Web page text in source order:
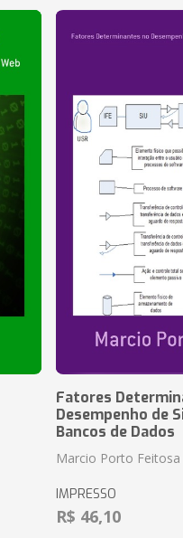
Fatores
Desempenho de
Bancos de Dados
Marcio Porto Feitosa
IMPRESSO
R$ 46,10